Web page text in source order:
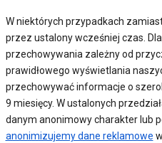
W niektórych przypadkach
przez ustalony wcześniej czas.
przechowywania zależny od
prawidłowego wyświetlania
przechowywać informacje o
9 miesięcy. W ustalonych
danym anonimowy charakter lub
anonimizujemy dane reklamowe